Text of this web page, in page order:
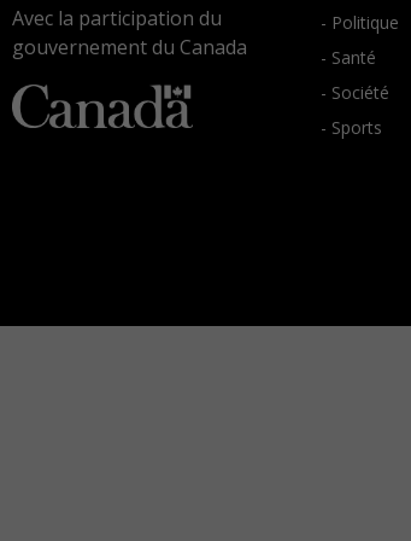
Avec la participation du
gouvernement du Canada
- Politique
- Santé
- Société
- Sports